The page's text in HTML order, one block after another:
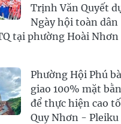
Trịnh Văn Quyết
Ngày hội toàn dân
tại phường Hoài Nhơn
Phường Hội Phú
giao 100% mặt
để thực hiện cao
Quy Nhơn - Pleiku